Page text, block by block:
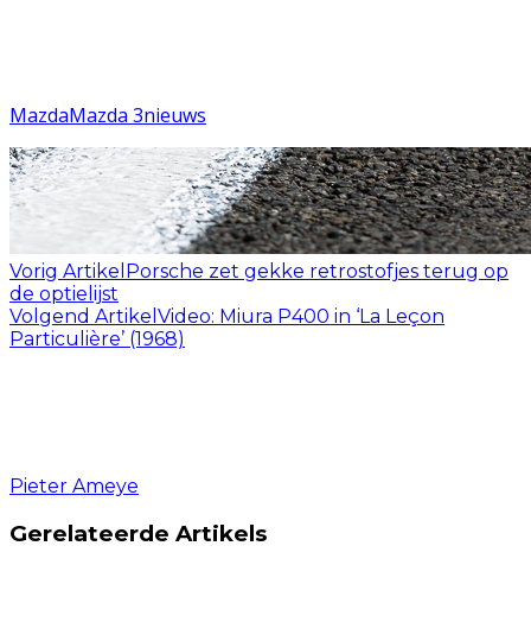
MazdaMazda 3nieuws
Vorig Artikel Porsche zet gekke retrostofjes terug op
de optielijst
Volgend Artikel Video: Miura P400 in ‘La Leçon
Particulière’ (1968)
Pieter Ameye
Gerelateerde Artikels